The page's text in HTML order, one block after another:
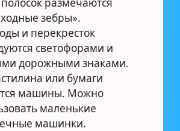
зебры».
и перекресток
светофорами и
дорожными знаками.
или бумаги
машины. Можно
маленькие
машинки.